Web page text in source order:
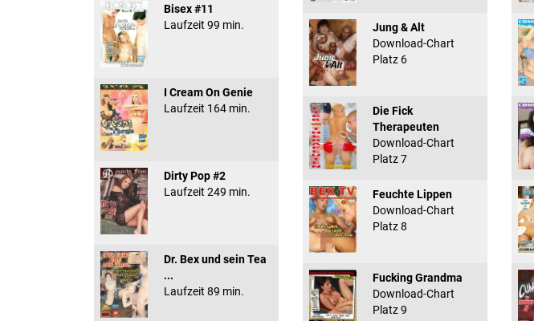
Bisex #11
Laufzeit 99 min.
I Cream On Genie
Laufzeit 164 min.
Dirty Pop #2
Laufzeit 249 min.
Dr. Bex und sein Tea
...
Laufzeit 89 min.
Jung & Alt
Download-Chart
Platz 6
Die Fick
Therapeuten
Download-Chart
Platz 7
Feuchte Lippen
Download-Chart
Platz 8
Fucking Grandma
Download-Chart
Platz 9